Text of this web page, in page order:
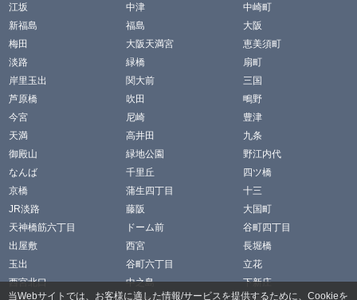
当Webサイトでは、お客様に適した情報/サービスを提供するために、Cookieを
江坂
中津
中崎町
新福島
福島
大阪
梅田
大阪天満宮
恵美須町
淡路
緑橋
扇町
岸里玉出
関大前
三国
芦原橋
吹田
鴫野
今宮
尼崎
豊津
天満
高井田
九条
御殿山
緑地公園
野江内代
なんば
千里丘
四ツ橋
京橋
蒲生四丁目
十三
JR淡路
藤阪
大国町
天神橋筋六丁目
ドーム前
谷町四丁目
出屋敷
西宮
長堀橋
玉出
谷町六丁目
立花
西宮北口
中之島
下新庄